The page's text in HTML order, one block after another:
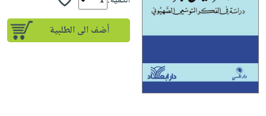
إختياراتنا
صندوق
القراءة
iKitab
بلا
أسئلة
يتكرر
أسئلة
طرحها
masmu3
على
المواضيع
الأكثر
وسائل
تعليمية
تعليمية
والعناية
الشخصية
جديد
أضف الى الطلبية